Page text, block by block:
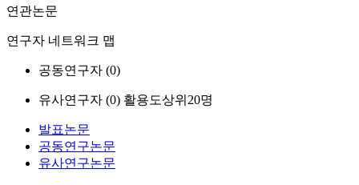
연관논문
연구자 네트워크 맵
공동연구자 (0)
유사연구자 (0) 활용도상위20명
발표논문
공동연구논문
유사연구논문